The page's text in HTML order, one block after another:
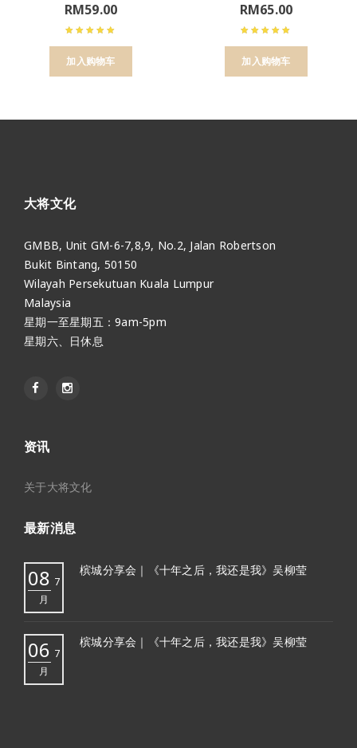
RM59.00
加入购物车
RM65.00
加入购物车
大将文化
GMBB, Unit GM-6-7,8,9, No.2, Jalan Robertson
Bukit Bintang, 50150
Wilayah Persekutuan Kuala Lumpur
Malaysia
星期一至星期五：9am-5pm
星期六、日休息
资讯
关于大将文化
最新消息
08 7
月
槟城分享会｜《十年之后，我还是我》吴柳莹
06 7
月
槟城分享会｜《十年之后，我还是我》吴柳莹